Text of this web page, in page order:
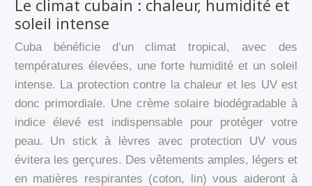
Le climat cubain : chaleur, humidité et
soleil intense
Cuba bénéficie d’un climat tropical, avec des
températures élevées, une forte humidité et un soleil
intense. La protection contre la chaleur et les UV est
donc primordiale. Une crème solaire biodégradable à
indice élevé est indispensable pour protéger votre
peau. Un stick à lèvres avec protection UV vous
évitera les gerçures. Des vêtements amples, légers et
en matières respirantes (coton, lin) vous aideront à